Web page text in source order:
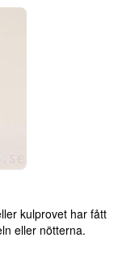
kulprovet har fått
eller nötterna.